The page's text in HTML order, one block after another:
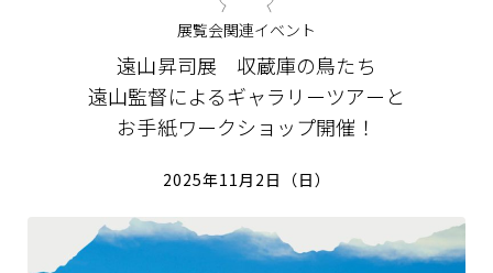
展覧会関連イベント
遠山昇司展 収蔵庫の鳥たち
遠山監督によるギャラリーツアーと
お手紙ワークショップ開催！
2025年11月2日（日）